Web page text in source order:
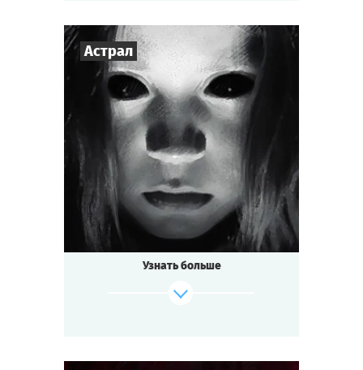
Cыграть Смотреть сценарий
Астрал
Игроков -7
Время игры 1-1,5 ч.
Тематика Мистика
Тип квеста Мини-квестория
Узнать больше